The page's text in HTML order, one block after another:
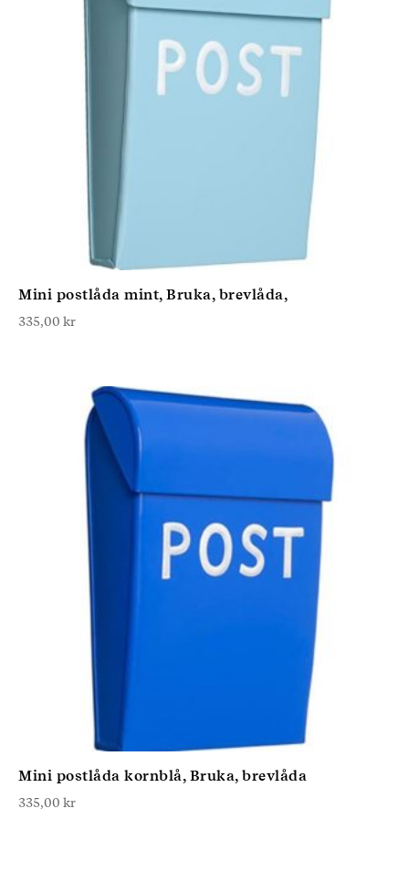
Mini postlåda mint, Bruka, brevlåda,
335,00 kr
Mini postlåda kornblå, Bruka, brevlåda
335,00 kr